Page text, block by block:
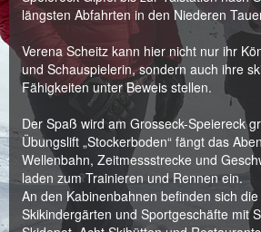
längsten Abfahrten in den Niederen
Verena Scheitz kann hier nicht nur ihr
und Schauspielerin, sondern auch ihre
Fähigkeiten unter Beweis stellen.
Der Spaß wird am Grosseck-Speiereck
Übungslift „Stockerboden“ fängt das
Wellenbahn, Zeitmessstrecke und
laden zum Trainieren und Rennen ein.
An den Kabinenbahnen befinden sich
Skikindergärten und Sportgeschäfte mit